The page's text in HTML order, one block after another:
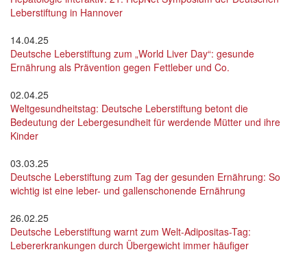
Leberstiftung in Hannover
14.04.25
Deutsche Leberstiftung zum „World Liver Day“: gesunde
Ernährung als Prävention gegen Fettleber und Co.
02.04.25
Weltgesundheitstag: Deutsche Leberstiftung betont die
Bedeutung der Lebergesundheit für werdende Mütter und ihre
Kinder
03.03.25
Deutsche Leberstiftung zum Tag der gesunden Ernährung: So
wichtig ist eine leber- und gallenschonende Ernährung
26.02.25
Deutsche Leberstiftung warnt zum Welt-Adipositas-Tag:
Lebererkrankungen durch Übergewicht immer häufiger